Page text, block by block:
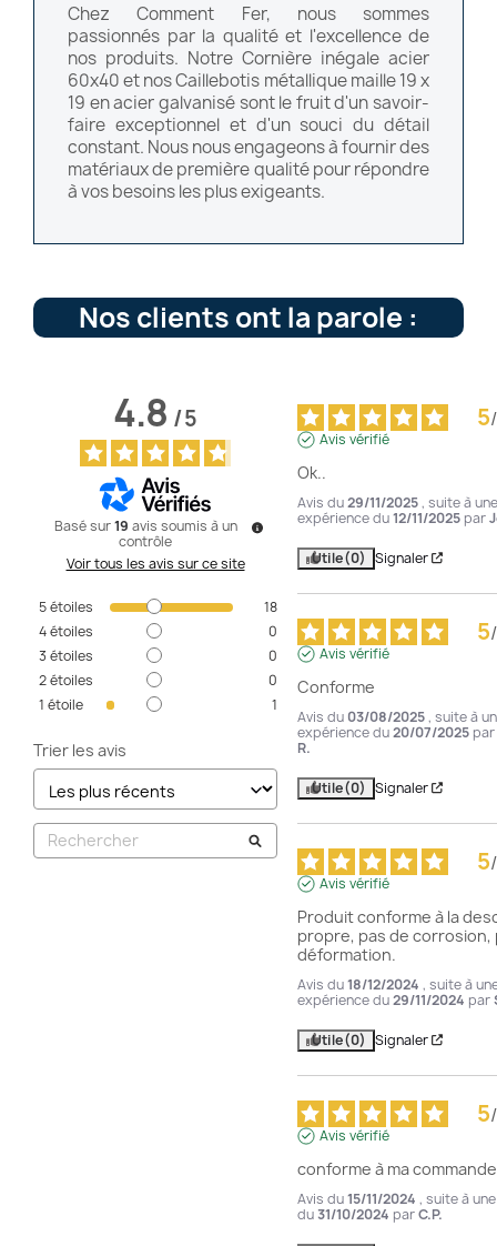
Chez Comment Fer, nous sommes
passionnés par la qualité et l'excellence de
nos produits. Notre Cornière inégale acier
60x40 et nos Caillebotis métallique maille 19 x
19 en acier galvanisé sont le fruit d'un savoir-
faire exceptionnel et d'un souci du détail
constant. Nous nous engageons à fournir des
matériaux de première qualité pour répondre
à vos besoins les plus exigeants.
Nos clients ont la parole :
4.8/5
Basé sur19 avis soumis à un
contrôle
Voir tous les avis sur ce site
5étoiles
18
4étoiles
0
3 étoiles
0
2étoiles
0
1 étoile 1
Trier les avis
5/
Avis vérifié
Ok..
Avis du29/11/2025, suite à une
expérience du12/11/2025 par
Utile(0) Signaler
5/
Avis vérifié
Conforme
Avis du 03/08/2025, suite à
expérience du20/07/2025 par
R.
Utile(0) Signaler
5/
Avis vérifié
Produit conforme à la
propre, pas de corrosion,
déformation.
Avis du18/12/2024 , suite à
expérience du29/11/2024 par
Utile(0) Signaler
5/
Avis vérifié
conforme à ma
Avis du15/11/2024 , suite à
du 31/10/2024 parC.P.